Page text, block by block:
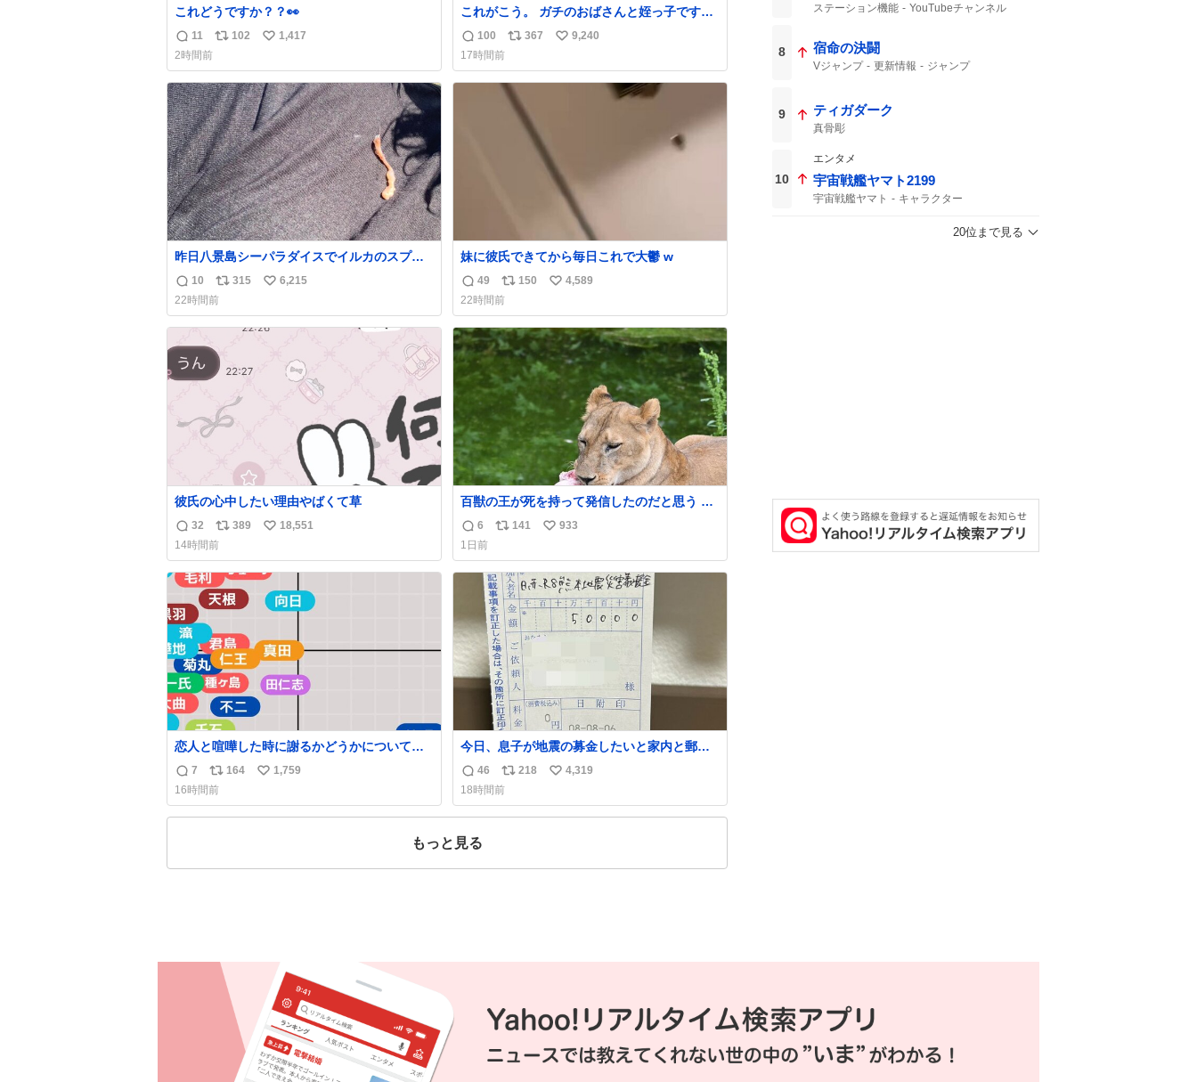
これどうですか？？👀
返
信
数
11
リ
ス
ト
数
102
い
ね
数
1,417
2時間前
これがこう。 ガチのおばさんと姪っ子です。
（身長抜かされててしぬ笑） #ヤツルギ12 #
家族でヒロイン
返
信
数
100
リ
ス
ト
数
367
い
ね
9,240
17時間前
昨日八景島シーパラダイスでイルカのスプラ
ッシュを浴びたらゲソのおまけがついてきま
した。誰の食べカスかわからないけど、とて
も愛おしいです。こんなおまけまで付けても
らって感謝しかありません。 #ふれあいラグ
返
信
数
10
リ
ポ
ス
数
315
い
ね
6,215
22時間前
妹に彼氏できてから毎日これで大鬱 w
返
信
数
49
リ
ポ
ス
ト
数
150
い
ね
数
4,589
22時間前
彼氏の心中したい理由やばくて草
返
信
数
32
リ
ポ
ス
ト
数
389
い
ね
数
18,551
14時間前
百獣の王が死を持って発信したのだと思う 高
温多湿が尋常でない日本の夏 どうか早急に飼
育の環境を見直して 動物の命を護ってくださ
い…と 治療中のライオンが助かりますように
すべての動物の命が護られますように
2026.7.3📷多摩動物公園にて 残念ながら個体
の識別は出来ません
返
信
数
6
リ
ス
ト
数
141
い
ね
数
933
1日前
恋人と喧嘩した時に謝るかどうかについて考
えてみました💭 ▶︎自分から謝る or 悪くない
なら謝らない ▶︎ねちねちする or さっぱりし
ている 個人的見解です！色々と許してくださ
い！
返
信
数
7
リ
ポ
ス
164
い
ね
1,759
16時間前
今日、息子が地震の募金したいと家内と郵便
局に行ったみたいです。おもちゃとか買う選
択肢もあったと思うけど、自分で貯めてた2万
円を役に立てて欲しい、みんなも元気になっ
て欲しいと。家内も一緒に募金したので、自
返
信
数
46
リ
ポ
ス
218
い
ね
4,319
18時間前
もっと見る
ステーション機能 YouTubeチャンネル
8 宿命の決闘
Vジャンプ 更新情報 ジャンプ
9 ティガダーク
真骨彫
10
エンタメ
宇宙戦艦ヤマト2199
宇宙戦艦ヤマト キャラクター
20位まで見る